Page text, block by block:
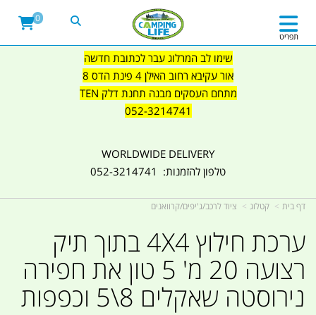
שימו לב המרלוג עבר לכתובת חדשה
אור עקיבא רחוב האילן 4 פינת הדס 8
מתחם העסקים מבנה תחנת דלק TEN
052-3214741
WORLDWIDE DELIVERY
טלפון להזמנות: 052-3214741
תפריט
0
דף בית קטלוג ציוד לרכב/ג'יפים/קרוואנים
ערכת חילוץ 4X4 בתוך תיק
רצועה 20 מ' 5 טון את חפירה
נירוסטה שאקלים 8\5 וכפפות